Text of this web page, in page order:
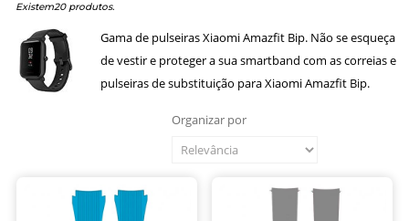
Existem20 produtos.
Gama de pulseiras Xiaomi Amazfit Bip. Não se esqueça
de vestir e proteger a sua smartband com as correias e
pulseiras de substituição para Xiaomi Amazfit Bip.
Organizar por